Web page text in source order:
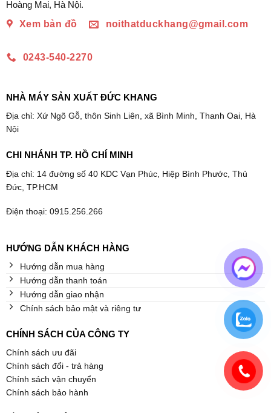
Hoàng Mai, Hà Nội.
Xem bản đồ
noithatduckhang@gmail.com
0243-540-2270
NHÀ MÁY SẢN XUẤT ĐỨC KHANG
Địa chỉ: Xứ Ngõ Gỗ, thôn Sinh Liên, xã Bình Minh, Thanh Oai, Hà
Nội
CHI NHÁNH TP. HỒ CHÍ MINH
Địa chỉ: 14 đường số 40 KDC Vạn Phúc, Hiệp Bình Phước, Thủ
Đức, TP.HCM
Điện thoại: 0915.256.266
HƯỚNG DẪN KHÁCH HÀNG
Hướng dẫn mua hàng
Hướng dẫn thanh toán
Hướng dẫn giao nhận
Chính sách bảo mật và riêng tư
CHÍNH SÁCH CỦA CÔNG TY
Chính sách ưu đãi
Chính sách đổi - trả hàng
Chính sách vận chuyển
Chính sách bảo hành